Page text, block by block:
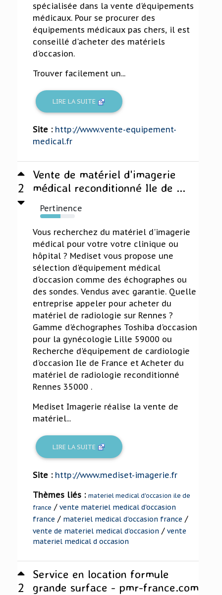
spécialisée dans la vente d'équipements
médicaux. Pour se procurer des
équipements médicaux pas chers, il est
conseillé d'acheter des matériels
d'occasion.
Trouver facilement un...
LIRE LA SUITE
Site : http://www.vente-equipement-
medical.fr
2
Vente de matériel d'imagerie
médical reconditionné Ile de ...
Pertinence
58%
Vous recherchez du matériel d'imagerie
médical pour votre votre clinique ou
hôpital ? Mediset vous propose une
sélection d'équipement médical
d'occasion comme des échographes ou
des sondes. Vendus avec garantie. Quelle
entreprise appeler pour acheter du
matériel de radiologie sur Rennes ?
Gamme d'échographes Toshiba d'occasion
pour la gynécologie Lille 59000 ou
Recherche d'équipement de cardiologie
d'occasion Ile de France et Acheter du
matériel de radiologie reconditionné
Rennes 35000 .
Mediset Imagerie réalise la vente de
matériel...
LIRE LA SUITE
Site : http://www.mediset-imagerie.fr
Thèmes liés : materiel medical d'occasion ile de
france / vente materiel medical d'occasion
france / materiel medical d'occasion france /
vente de materiel medical d'occasion / vente
materiel medical d occasion
2
Service en location formule
grande surface - pmr-france.com